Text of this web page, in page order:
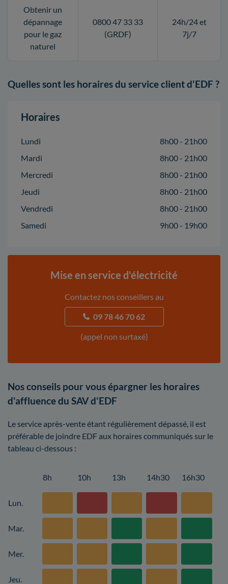
Obtenir un
dépannage
pour le gaz
naturel
0800 47 33 33
(GRDF)
24h/24 et
7j/7
Quelles sont les horaires du service client d'EDF ?
Horaires
Lundi
8h00 - 21h00
Mardi
8h00 - 21h00
Mercredi
8h00 - 21h00
Jeudi
8h00 - 21h00
Vendredi
8h00 - 21h00
Samedi
9h00 - 19h00
Mise en service d'électricité
Contactez nos conseillers au
09 78 46 70 62
(appel non surtaxé)
Nos conseils pour vous épargner les horaires
d'affluence du SAV d'EDF
Le service après-vente étant régulièrement dépassé, il est
préférable de joindre EDF aux horaires communiqués sur le
tableau ci-dessous :
8h 10h 13h 14h30 16h30
Lun.
Mar.
Mer.
Jeu.